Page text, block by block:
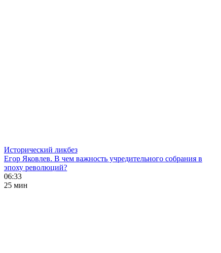
Исторический ликбез
Егор Яковлев. В чем важность учредительного собрания в
эпоху революций?
06:33
25 мин